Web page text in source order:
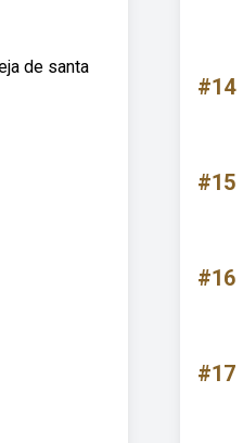
de santa
#14
#15
#16
#17